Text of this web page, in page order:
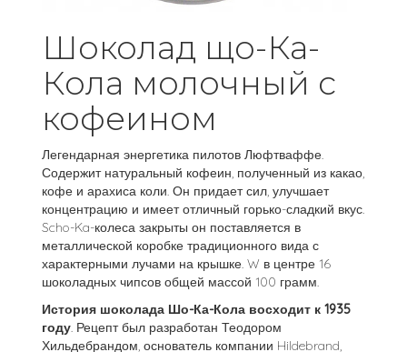
Шоколад що-Ка-
Кола молочный с
кофеином
Легендарная энергетика пилотов Люфтваффе.
Содержит натуральный кофеин, полученный из какао,
кофе и арахиса коли. Он придает сил, улучшает
концентрацию и имеет отличный горько-сладкий вкус.
Scho-Ka-колеса закрыты он поставляется в
металлической коробке традиционного вида с
характерными лучами на крышке. W в центре 16
шоколадных чипсов общей массой 100 грамм.
История шоколада Шо-Ка-Кола восходит к 1935
году . Рецепт был разработан Теодором
Хильдебрандом, основатель компании Hildebrand,